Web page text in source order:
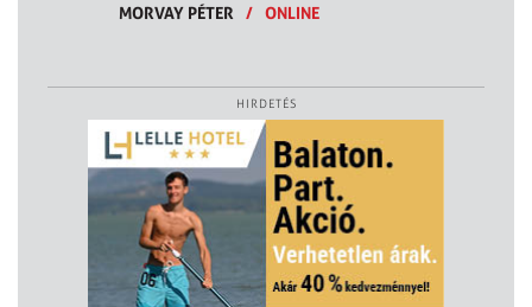
MORVAY PÉTER / ONLINE
HIRDETÉS